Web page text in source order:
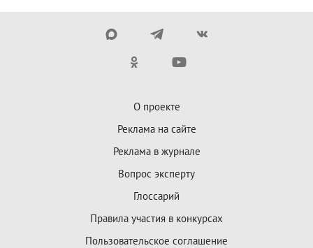
О проекте
Реклама на сайте
Реклама в журнале
Вопрос эксперту
Глоссарий
Правила участия в конкурсах
Пользовательское соглашение